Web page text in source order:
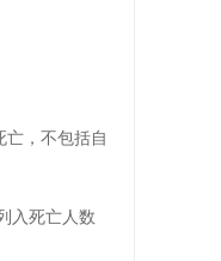
，不包括自
入死亡人数